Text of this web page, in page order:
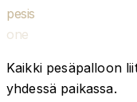
pesis
one
Kaikki pesäpalloon
yhdessä paikassa.